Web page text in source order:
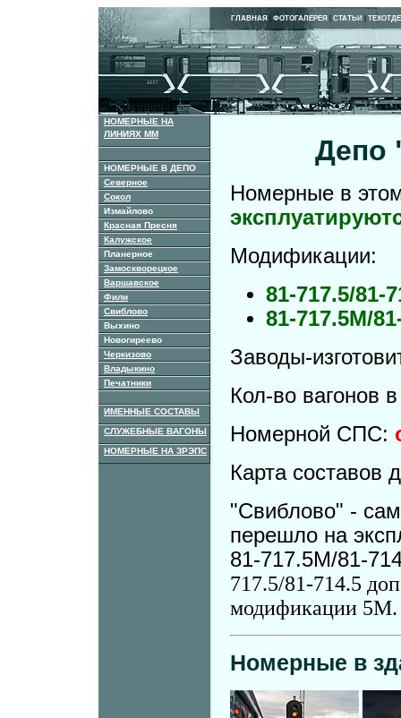
ГЛАВНАЯ ФОТОГАЛЕРЕЯ СТАТЬИ
НОМЕРНЫЕ НА
ЛИНИЯХ ММ
НОМЕРНЫЕ В ДЕПО
Северное
Сокол
Измайлово
Красная Пресня
Калужское
Планерное
Замоскворецкое
Варшавское
Фили
Свиблово
Выхино
Новогиреево
Черкизово
Владыкино
Печатники
ИМЕННЫЕ СОСТАВЫ
СЛУЖЕБНЫЕ ВАГОНЫ
НОМЕРНЫЕ НА ЗРЭПС
Депо
Номерные в
Модификации:
81-717.5/81-
81-717.5М/
Заводы-
Кол-во вагонов
Номерной СПС:
Карта составов
"Свиблово" -
перешло на
81-717.5М/81-
717.5/81-714.5
модификации 5М.
Номерные в